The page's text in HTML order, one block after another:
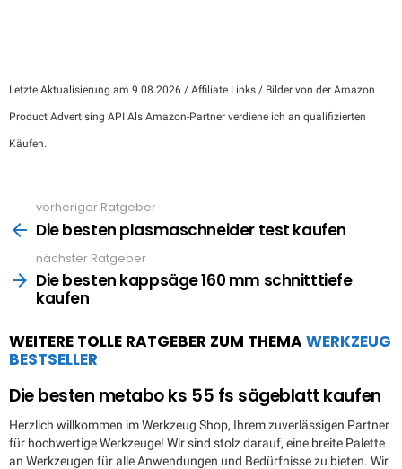
Letzte Aktualisierung am 9.08.2026 / Affiliate Links / Bilder von der Amazon
Product Advertising API Als Amazon-Partner verdiene ich an qualifizierten
Käufen.
more
vorheriger Ratgeber
Die besten plasmaschneider test kaufen
nächster Ratgeber
Die besten kappsäge 160 mm schnitttiefe
kaufen
WEITERE TOLLE RATGEBER ZUM THEMAWERKZEUG
BESTSELLER
Die besten metabo ks 55 fs sägeblatt kaufen
Herzlich willkommen im Werkzeug Shop, Ihrem zuverlässigen Partner
für hochwertige Werkzeuge! Wir sind stolz darauf, eine breite Palette
an Werkzeugen für alle Anwendungen und Bedürfnisse zu bieten. Wir